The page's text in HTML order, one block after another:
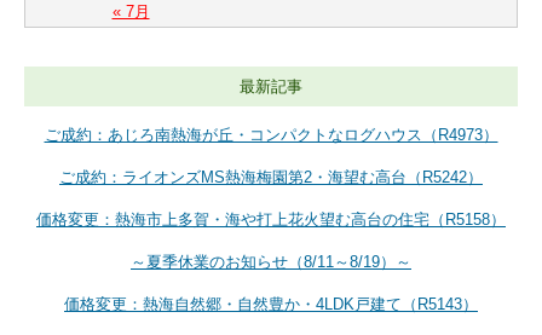
« 7月
最新記事
ご成約：あじろ南熱海が丘・コンパクトなログハウス（R4973）
ご成約：ライオンズMS熱海梅園第2・海望む高台（R5242）
価格変更：熱海市上多賀・海や打上花火望む高台の住宅（R5158）
～夏季休業のお知らせ（8/11～8/19）～
価格変更：熱海自然郷・自然豊か・4LDK戸建て（R5143）